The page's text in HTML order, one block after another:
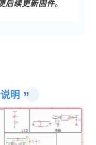
后续更新固件。
明 ”